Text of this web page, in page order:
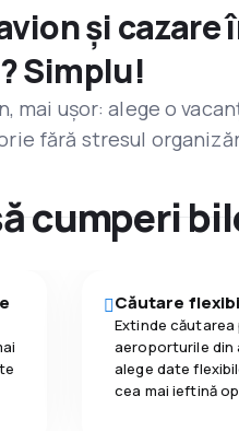
și
Simplu!
mai ușor: alege o
fără stresul
cumperi
Căutare
Extinde
aeroporturile din
alege date
cea mai ieftină